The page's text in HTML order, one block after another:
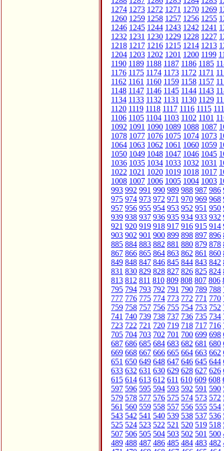
1274 1273 1272 1271 1270 1269
1260 1259 1258 1257 1256 1255
1246 1245 1244 1243 1242 1241
1232 1231 1230 1229 1228 1227
1218 1217 1216 1215 1214 1213
1204 1203 1202 1201 1200 1199
1190 1189 1188 1187 1186 1185
1176 1175 1174 1173 1172 1171
1162 1161 1160 1159 1158 1157
1148 1147 1146 1145 1144 1143
1134 1133 1132 1131 1130 1129
1120 1119 1118 1117 1116 1115
1106 1105 1104 1103 1102 1101
1092 1091 1090 1089 1088 1087
1078 1077 1076 1075 1074 1073
1064 1063 1062 1061 1060 1059
1050 1049 1048 1047 1046 1045
1036 1035 1034 1033 1032 1031
1022 1021 1020 1019 1018 1017
1008 1007 1006 1005 1004 1003
993 992 991 990 989 988 987 986
975 974 973 972 971 970 969 968
957 956 955 954 953 952 951 950
939 938 937 936 935 934 933 932
921 920 919 918 917 916 915 914
903 902 901 900 899 898 897 896
885 884 883 882 881 880 879 878
867 866 865 864 863 862 861 860
849 848 847 846 845 844 843 842
831 830 829 828 827 826 825 824
813 812 811 810 809 808 807 806
795 794 793 792 791 790 789 788
777 776 775 774 773 772 771 770
759 758 757 756 755 754 753 752
741 740 739 738 737 736 735 734
723 722 721 720 719 718 717 716
705 704 703 702 701 700 699 698
687 686 685 684 683 682 681 680
669 668 667 666 665 664 663 662
651 650 649 648 647 646 645 644
633 632 631 630 629 628 627 626
615 614 613 612 611 610 609 608
597 596 595 594 593 592 591 590
579 578 577 576 575 574 573 572
561 560 559 558 557 556 555 554
543 542 541 540 539 538 537 536
525 524 523 522 521 520 519 518
507 506 505 504 503 502 501 500
489 488 487 486 485 484 483 482